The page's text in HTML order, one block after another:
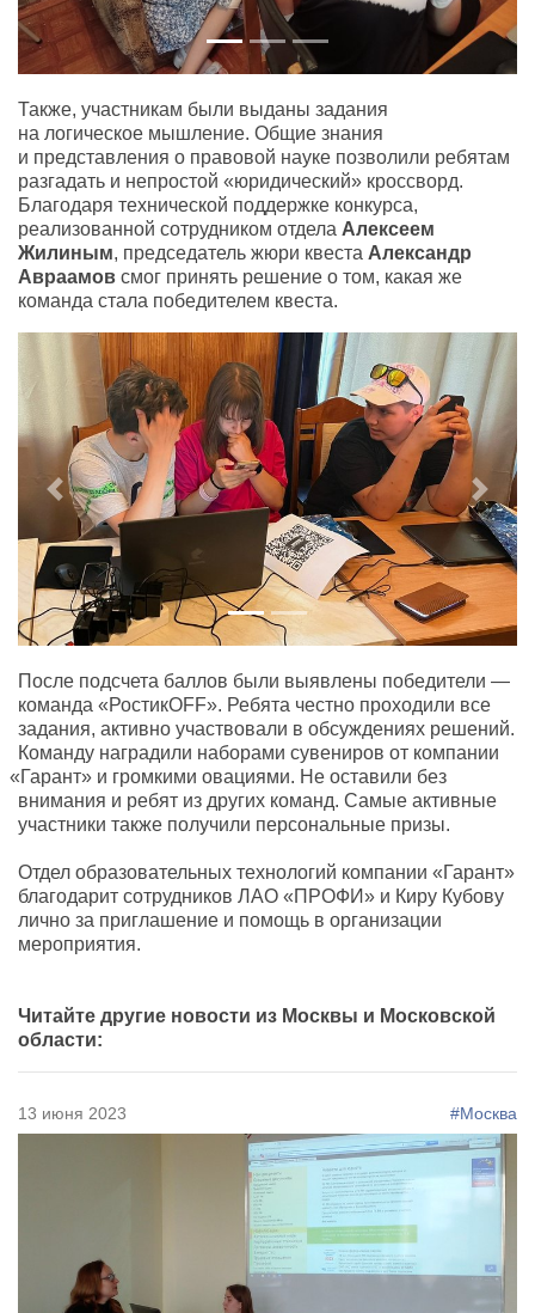
Также, участникам были выданы задания
на логическое мышление. Общие знания
и представления о правовой науке позволили ребятам
разгадать и непростой «юридический» кроссворд.
Благодаря технической поддержке конкурса,
реализованной сотрудником отдела Алексеем
Жилиным, председатель жюри квеста Александр
Авраамов смог принять решение о том, какая же
команда стала победителем квеста.
Previous Next
После подсчета баллов были выявлены победители —
команда «РостикOFF». Ребята честно проходили все
задания, активно участвовали в обсуждениях решений.
Команду наградили наборами сувениров от компании
« Гарант» и громкими овациями. Не оставили без
внимания и ребят из других команд. Самые активные
участники также получили персональные призы.
Отдел образовательных технологий компании « Гарант»
благодарит сотрудников ЛАО «ПРОФИ» и Киру Кубову
лично за приглашение и помощь в организации
мероприятия.
Читайте другие новости из Москвы и Московской
области:
13 июня 2023 #Москва